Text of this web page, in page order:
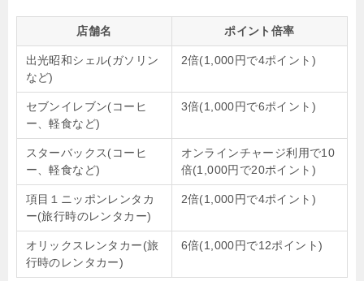
店舗名 ポイント倍率
出光昭和シェル(ガソリン
など)
2倍(1,000円で4ポイント)
セブンイレブン(コーヒ
ー、軽食など)
3倍(1,000円で6ポイント)
スターバックス(コーヒ
ー、軽食など)
オンラインチャージ利用で10
倍(1,000円で20ポイント)
項目１ニッポンレンタカ
ー(旅行時のレンタカー)
2倍(1,000円で4ポイント)
オリックスレンタカー(旅
行時のレンタカー)
6倍(1,000円で12ポイント)